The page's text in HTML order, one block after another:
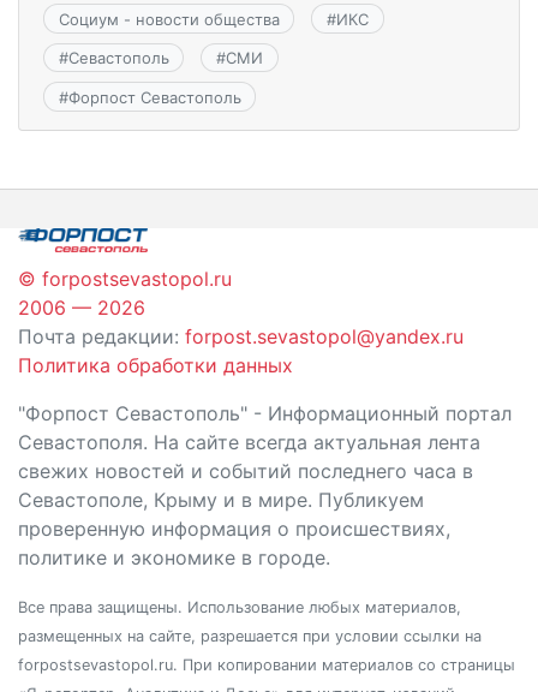
Социум - новости общества #ИКС
#Севастополь #СМИ
#Форпост Севастополь
© forpostsevastopol.ru
2006 — 2026
Почта редакции: forpost.sevastopol@yandex.ru
Политика обработки данных
"Форпост Севастополь" - Информационный портал
Севастополя. На сайте всегда актуальная лента
свежих новостей и событий последнего часа в
Севастополе, Крыму и в мире. Публикуем
проверенную информация о происшествиях,
политике и экономике в городе.
Все права защищены. Использование любых материалов,
размещенных на сайте, разрешается при условии ссылки на
forpostsevastopol.ru. При копировании материалов со страницы